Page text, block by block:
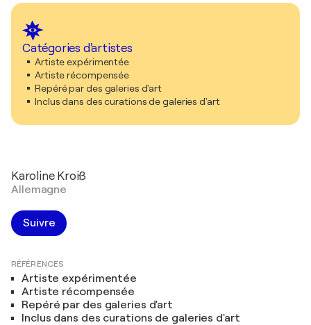
Catégories d'artistes
Artiste expérimentée
Artiste récompensée
Repéré par des galeries d'art
Inclus dans des curations de galeries d'art
Karoline Kroiß
Allemagne
Suivre
RÉFÉRENCES
Artiste expérimentée
Artiste récompensée
Repéré par des galeries d'art
Inclus dans des curations de galeries d'art